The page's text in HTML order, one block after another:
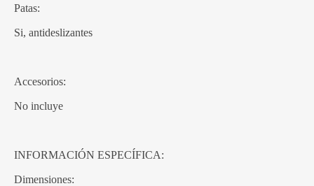
Patas:
Si, antideslizantes
Accesorios:
No incluye
INFORMACIÓN ESPECÍFICA:
Dimensiones: